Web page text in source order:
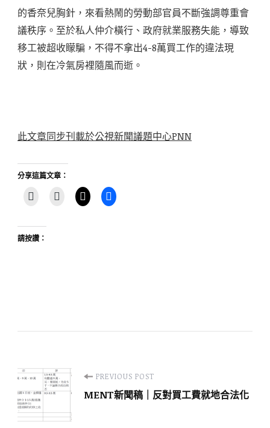
的香奈兒胸針，來看熱鬧的勞動部官員不斷強調尊重會
議秩序。至於私人仲介橫行、政府就業服務失能，導致
移工被超收矇騙，不得不拿出4-8萬買工作的違法現
狀，則在冷氣房裡隨風而逝。
此文章同步刊載於公視新聞議題中心PNN
分享這篇文章：
請按讚：
Post
Navigation
PREVIOUS POST
MENT新聞稿｜反對買工費就地合法化